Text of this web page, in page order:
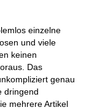
einzelne
und viele
keinen
Das
genau
dringend
mehrere Artikel